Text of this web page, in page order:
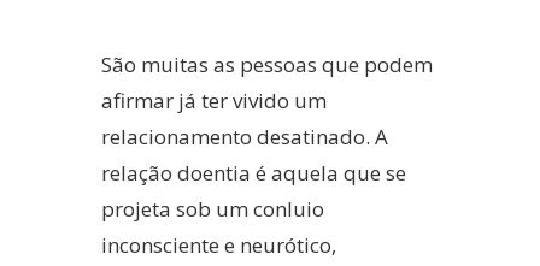
São muitas as pessoas que podem
afirmar já ter vivido um
relacionamento desatinado. A
relação doentia é aquela que se
projeta sob um conluio
inconsciente e neurótico,